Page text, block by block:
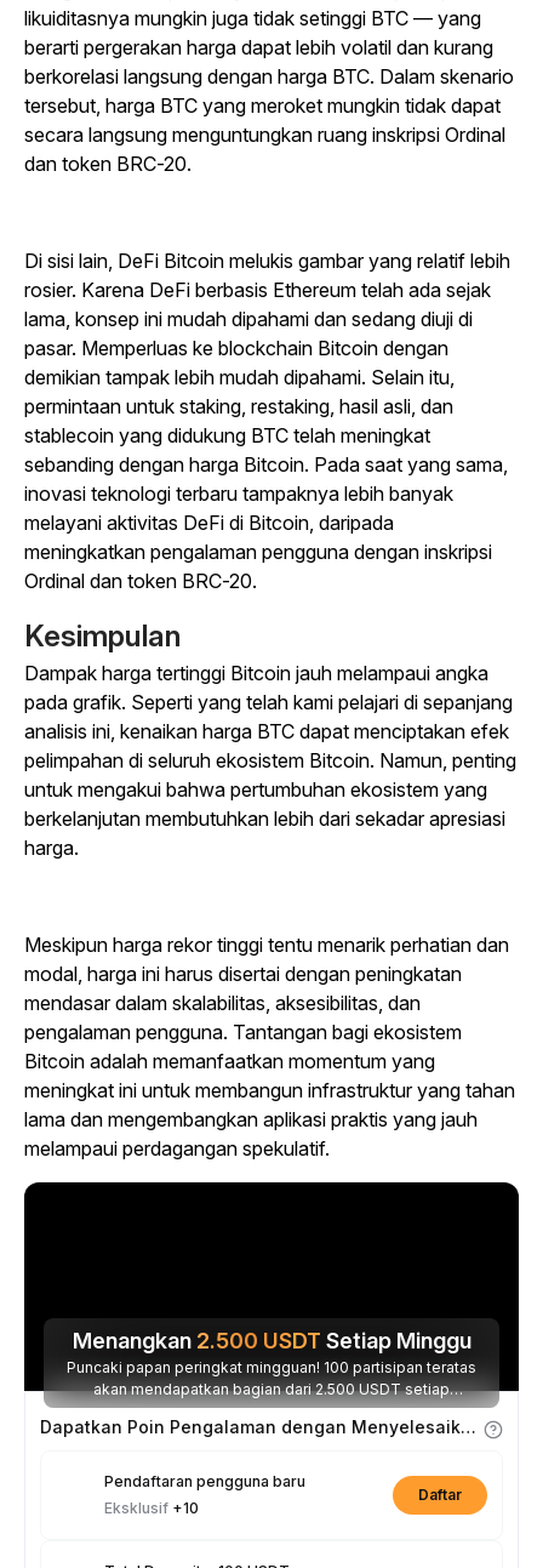
likuiditasnya mungkin juga tidak setinggi BTC — yang
berarti pergerakan harga dapat lebih volatil dan kurang
berkorelasi langsung dengan harga BTC. Dalam skenario
tersebut, harga BTC yang meroket mungkin tidak dapat
secara langsung menguntungkan ruang inskripsi Ordinal
dan token BRC-20.
Di sisi lain, DeFi Bitcoin melukis gambar yang relatif lebih
rosier. Karena DeFi berbasis Ethereum telah ada sejak
lama, konsep ini mudah dipahami dan sedang diuji di
pasar. Memperluas ke blockchain Bitcoin dengan
demikian tampak lebih mudah dipahami. Selain itu,
permintaan untuk staking, restaking, hasil asli, dan
stablecoin yang didukung BTC telah meningkat
sebanding dengan harga Bitcoin. Pada saat yang sama,
inovasi teknologi terbaru tampaknya lebih banyak
melayani aktivitas DeFi di Bitcoin, daripada
meningkatkan pengalaman pengguna dengan inskripsi
Ordinal dan token BRC-20.
Kesimpulan
Dampak harga tertinggi Bitcoin jauh melampaui angka
pada grafik. Seperti yang telah kami pelajari di sepanjang
analisis ini, kenaikan harga BTC dapat menciptakan efek
pelimpahan di seluruh ekosistem Bitcoin. Namun, penting
untuk mengakui bahwa pertumbuhan ekosistem yang
berkelanjutan membutuhkan lebih dari sekadar apresiasi
harga.
Meskipun harga rekor tinggi tentu menarik perhatian dan
modal, harga ini harus disertai dengan peningkatan
mendasar dalam skalabilitas, aksesibilitas, dan
pengalaman pengguna. Tantangan bagi ekosistem
Bitcoin adalah memanfaatkan momentum yang
meningkat ini untuk membangun infrastruktur yang tahan
lama dan mengembangkan aplikasi praktis yang jauh
melampaui perdagangan spekulatif.
Menangkan 2.500 USDT Setiap Minggu
Puncaki papan peringkat mingguan! 100 partisipan teratas
akan mendapatkan bagian dari 2.500 USDT setiap
minggunya.
Dapatkan Poin Pengalaman dengan Menyelesaikan Tugas
Pendaftaran pengguna baru
Eksklusif +10
Daftar